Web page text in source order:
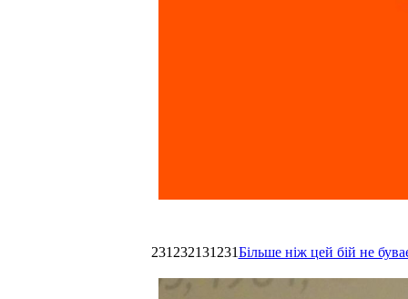
231232131231Більше ніж цей бій не